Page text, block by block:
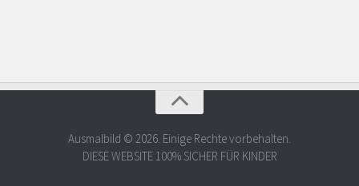
Ausmalbild © 2026. Einige Rechte vorbehalten.
DIESE WEBSITE 100% SICHER FÜR KINDER